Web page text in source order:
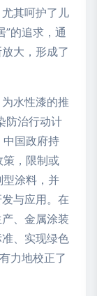
其呵护了儿
”的追求，通
大，形成了
水性漆的推
防治行动计
中国政府持
策，限制或
型涂料，并
与应用。在
、金属涂装
、实现绿色
力地校正了